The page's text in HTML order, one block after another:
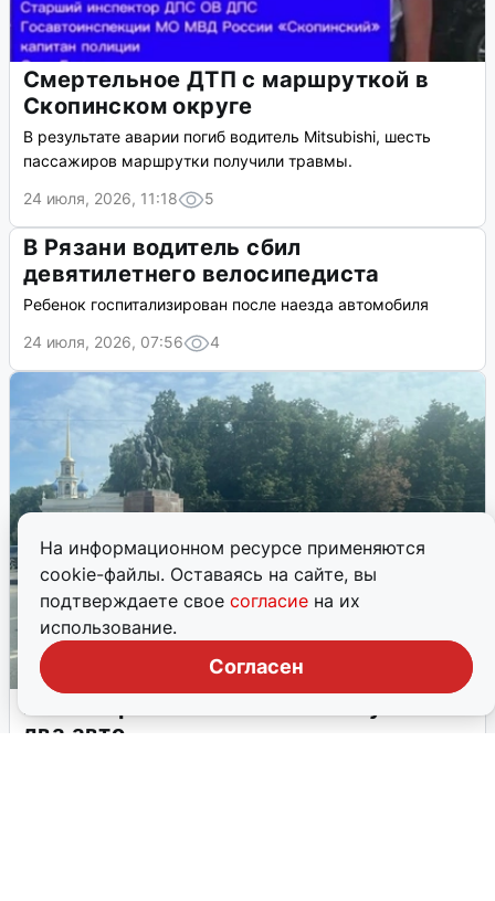
На информационном ресурсе применяются
cookie-файлы. Оставаясь на сайте, вы
подтверждаете свое согласие на их
использование.
Согласен
Смертельное ДТП с маршруткой в
Скопинском округе
В результате аварии погиб водитель Mitsubishi, шесть
пассажиров маршрутки получили травмы.
24 июля, 2026, 11:18
5
В Рязани водитель сбил
девятилетнего велосипедиста
Ребенок госпитализирован после наезда автомобиля
24 июля, 2026, 07:56
4